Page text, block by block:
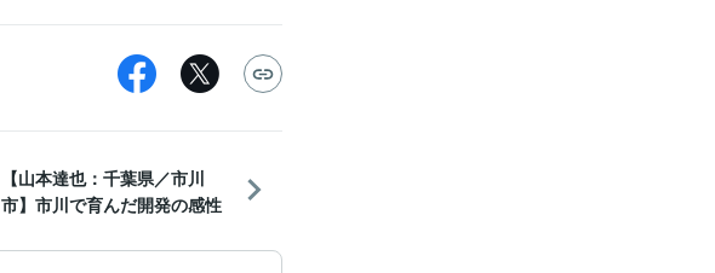
【山本達也：千葉県／市川
市】市川で育んだ開発の感性